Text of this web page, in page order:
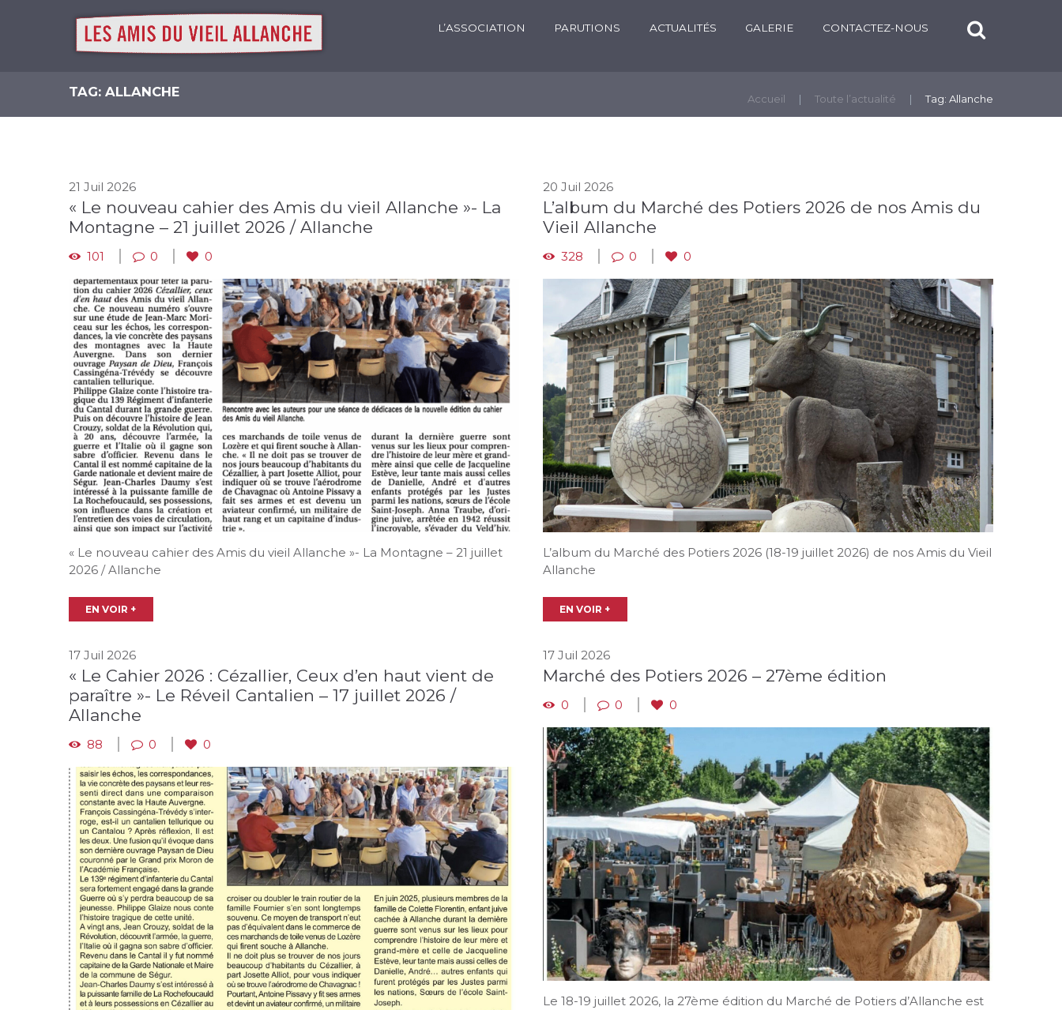
L’ASSOCIATION PARUTIONS ACTUALITÉS GALERIE CONTACTEZ-NOUS
TAG: ALLANCHE Accueil Toute l’actualité Tag: Allanche
21 Juil 2026
« Le nouveau cahier des Amis du vieil Allanche »- La
Montagne – 21 juillet 2026 / Allanche
101 0 0
« Le nouveau cahier des Amis du vieil Allanche »- La Montagne – 21 juillet
2026 / Allanche
EN VOIR +
20 Juil 2026
L’album du Marché des Potiers 2026 de nos Amis du
Vieil Allanche
328 0 0
L’album du Marché des Potiers 2026 (18-19 juillet 2026) de nos Amis du Vieil
Allanche
EN VOIR +
17 Juil 2026
« Le Cahier 2026 : Cézallier, Ceux d’en haut vient de
paraître »- Le Réveil Cantalien – 17 juillet 2026 /
Allanche
88 0 0
17 Juil 2026
Marché des Potiers 2026 – 27ème édition
0 0 0
Le 18-19 juillet 2026, la 27ème édition du Marché de Potiers d’Allanche est